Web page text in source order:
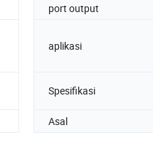
port output
aplikasi
Spesifikasi
Asal